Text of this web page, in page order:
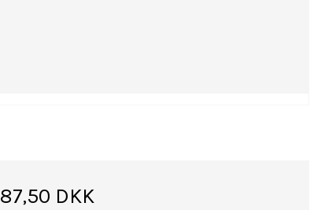
87,50 DKK